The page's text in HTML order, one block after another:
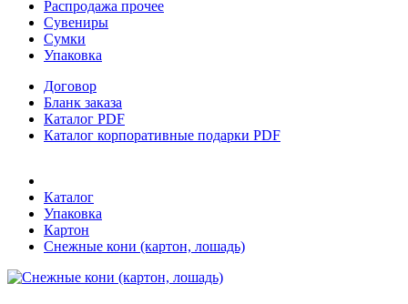
Распродажа прочее
Сувениры
Сумки
Упаковка
Договор
Бланк заказа
Каталог PDF
Каталог корпоративные подарки PDF
Каталог
Упаковка
Картон
Снежные кони (картон, лошадь)